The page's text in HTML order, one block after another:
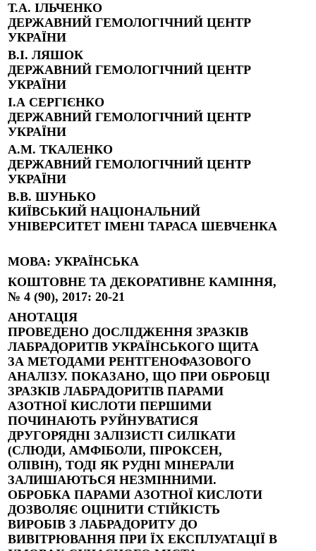
Т.А. ІЛЬЧЕНКО
ДЕРЖАВНИЙ ГЕМОЛОГІЧНИЙ ЦЕНТР
УКРАЇНИ
В.І. ЛЯШОК
ДЕРЖАВНИЙ ГЕМОЛОГІЧНИЙ ЦЕНТР
УКРАЇНИ
І.А СЕРГІЄНКО
ДЕРЖАВНИЙ ГЕМОЛОГІЧНИЙ ЦЕНТР
УКРАЇНИ
А.М. ТКАЛЕНКО
ДЕРЖАВНИЙ ГЕМОЛОГІЧНИЙ ЦЕНТР
УКРАЇНИ
В.В. ШУНЬКО
КИЇВСЬКИЙ НАЦІОНАЛЬНИЙ
УНІВЕРСИТЕТ ІМЕНІ ТАРАСА ШЕВЧЕНКА
МОВА: УКРАЇНСЬКА
КОШТОВНЕ ТА ДЕКОРАТИВНЕ КАМІННЯ,
№ 4 (90), 2017: 20-21
АНОТАЦІЯ
ПРОВЕДЕНО ДОСЛІДЖЕННЯ ЗРАЗКІВ
ЛАБРАДОРИТІВ УКРАЇНСЬКОГО ЩИТА
ЗА МЕТОДАМИ РЕНТГЕНОФАЗОВОГО
АНАЛІЗУ. ПОКАЗАНО, ЩО ПРИ ОБРОБЦІ
ЗРАЗКІВ ЛАБРАДОРИТІВ ПАРАМИ
АЗОТНОЇ КИСЛОТИ ПЕРШИМИ
ПОЧИНАЮТЬ РУЙНУВАТИСЯ
ДРУГОРЯДНІ ЗАЛІЗИСТІ СИЛІКАТИ
(СЛЮДИ, АМФІБОЛИ, ПІРОКСЕН,
ОЛІВІН), ТОДІ ЯК РУДНІ МІНЕРАЛИ
ЗАЛИШАЮТЬСЯ НЕЗМІННИМИ.
ОБРОБКА ПАРАМИ АЗОТНОЇ КИСЛОТИ
ДОЗВОЛЯЄ ОЦІНИТИ СТІЙКІСТЬ
ВИРОБІВ З ЛАБРАДОРИТУ ДО
ВИВІТРЮВАННЯ ПРИ ЇХ ЕКСПЛУАТАЦІЇ В